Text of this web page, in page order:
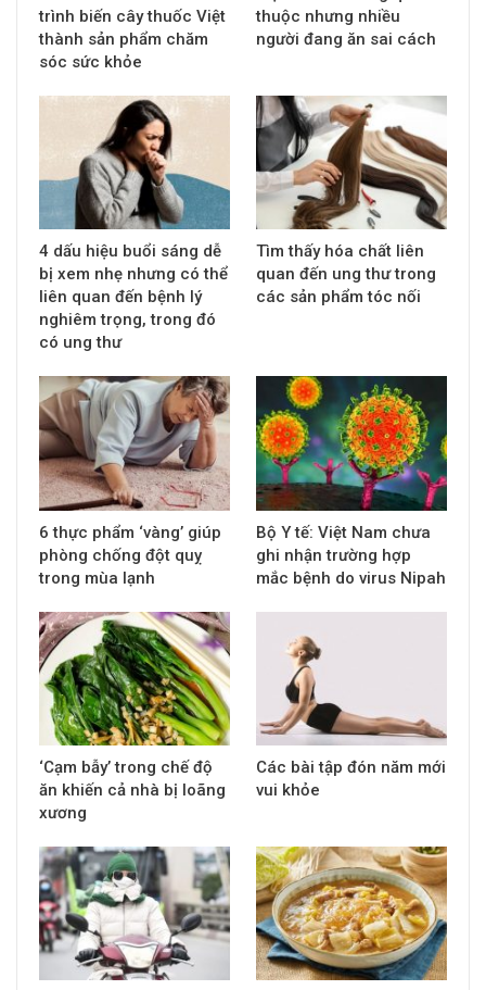
trình biến cây thuốc Việt
thành sản phẩm chăm
sóc sức khỏe
thuộc nhưng nhiều
người đang ăn sai cách
4 dấu hiệu buổi sáng dễ
bị xem nhẹ nhưng có thể
liên quan đến bệnh lý
nghiêm trọng, trong đó
có ung thư
Tìm thấy hóa chất liên
quan đến ung thư trong
các sản phẩm tóc nối
6 thực phẩm ‘vàng’ giúp
phòng chống đột quỵ
trong mùa lạnh
Bộ Y tế: Việt Nam chưa
ghi nhận trường hợp
mắc bệnh do virus Nipah
‘Cạm bẫy’ trong chế độ
ăn khiến cả nhà bị loãng
xương
Các bài tập đón năm mới
vui khỏe